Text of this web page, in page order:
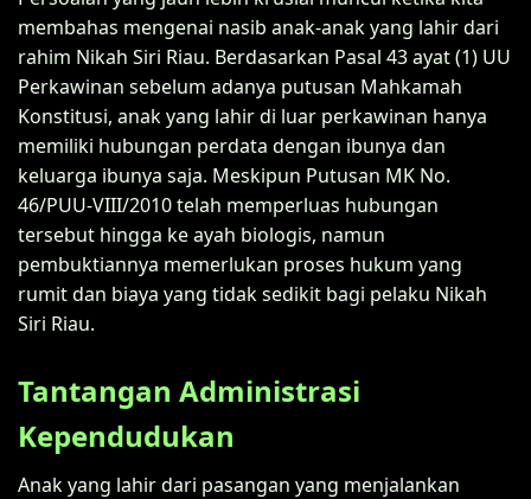
membahas mengenai nasib anak-anak yang lahir dari
rahim Nikah Siri Riau. Berdasarkan Pasal 43 ayat (1) UU
Perkawinan sebelum adanya putusan Mahkamah
Konstitusi, anak yang lahir di luar perkawinan hanya
memiliki hubungan perdata dengan ibunya dan
keluarga ibunya saja. Meskipun Putusan MK No.
46/PUU-VIII/2010 telah memperluas hubungan
tersebut hingga ke ayah biologis, namun
pembuktiannya memerlukan proses hukum yang
rumit dan biaya yang tidak sedikit bagi pelaku Nikah
Siri Riau.
Tantangan Administrasi
Kependudukan
Anak yang lahir dari pasangan yang menjalankan